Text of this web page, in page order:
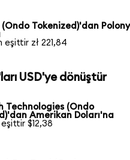
(Ondo Tokenized)'dan
eşittir zł 221,84
USD'ye dönüştür
Technologies (Ondo
Amerikan Doları'na
$12,38